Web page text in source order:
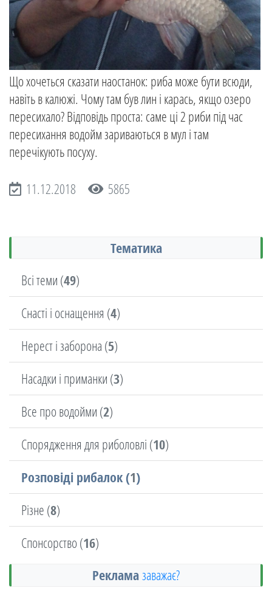
Що хочеться сказати наостанок: риба може бути всюди,
навіть в калюжі. Чому там був лин і карась, якщо озеро
пересихало? Відповідь проста: саме ці 2 риби під час
пересихання водойм зариваються в мул і там
перечікують посуху.
11.12.2018
5865
Тематика
Всі теми (49)
Снасті і оснащення (4)
Нерест і заборона (5)
Насадки і приманки (3)
Все про водойми (2)
Спорядження для риболовлі (10)
Розповіді рибалок (1)
Різне (8)
Спонсорство (16)
Рекламазаважає?